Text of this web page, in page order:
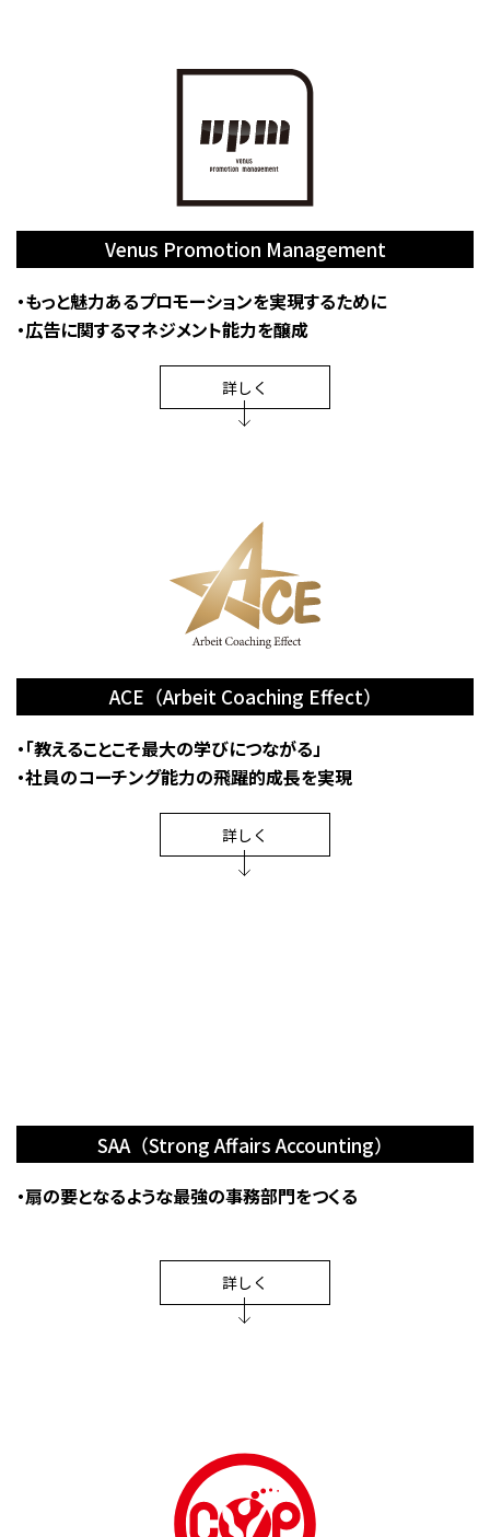
Venus Promotion Management
・もっと魅力あるプロモーションを実現するために
・広告に関するマネジメント能力を醸成
詳しく
ACE（Arbeit Coaching Effect）
・「教えることこそ最大の学びにつながる」
・社員のコーチング能力の飛躍的成長を実現
詳しく
SAA（Strong Affairs Accounting）
・扇の要となるような最強の事務部門をつくる
詳しく